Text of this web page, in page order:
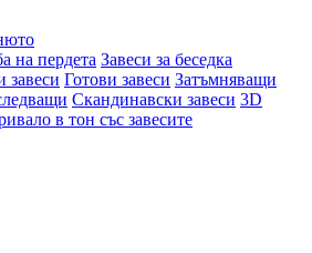
на пердета Завеси за беседка
завеси Готови завеси Затъмняващи
Скандинавски завеси 3D
в тон със завесите